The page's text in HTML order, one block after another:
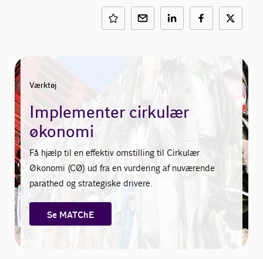
Værktøj
Implementer cirkulær
økonomi
Få hjælp til en effektiv omstilling til Cirkulær
Økonomi (CØ) ud fra en vurdering af nuværende
parathed og strategiske drivere.
Se MATChE